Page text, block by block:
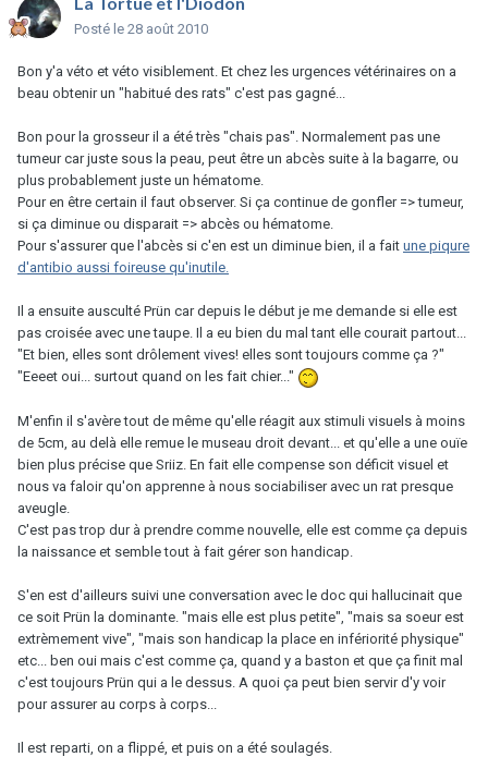
Posté le 28 août 2010
Bon y'a véto et véto visiblement. Et chez les urgences vétérinaires on a
beau obtenir un "habitué des rats" c'est pas gagné...
Bon pour la grosseur il a été très "chais pas". Normalement pas une
tumeur car juste sous la peau, peut être un abcès suite à la bagarre, ou
plus probablement juste un hématome.
Pour en être certain il faut observer. Si ça continue de gonfler => tumeur,
si ça diminue ou disparait => abcès ou hématome.
Pour s'assurer que l'abcès si c'en est un diminue bien, il a fait une piqure
d'antibio aussi foireuse qu'inutile.
Il a ensuite ausculté Prün car depuis le début je me demande si elle est
pas croisée avec une taupe. Il a eu bien du mal tant elle courait partout...
"Et bien, elles sont drôlement vives! elles sont toujours comme ça ?"
"Eeeet oui... surtout quand on les fait chier..."
M'enfin il s'avère tout de même qu'elle réagit aux stimuli visuels à moins
de 5cm, au delà elle remue le museau droit devant... et qu'elle a une ouïe
bien plus précise que Sriiz. En fait elle compense son déficit visuel et
nous va faloir qu'on apprenne à nous sociabiliser avec un rat presque
aveugle.
C'est pas trop dur à prendre comme nouvelle, elle est comme ça depuis
la naissance et semble tout à fait gérer son handicap.
S'en est d'ailleurs suivi une conversation avec le doc qui hallucinait que
ce soit Prün la dominante. "mais elle est plus petite", "mais sa soeur est
extrèmement vive", "mais son handicap la place en infériorité physique"
etc... ben oui mais c'est comme ça, quand y a baston et que ça finit mal
c'est toujours Prün qui a le dessus. A quoi ça peut bien servir d'y voir
pour assurer au corps à corps...
Il est reparti, on a flippé, et puis on a été soulagés.